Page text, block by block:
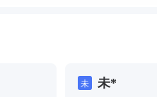
未 未*